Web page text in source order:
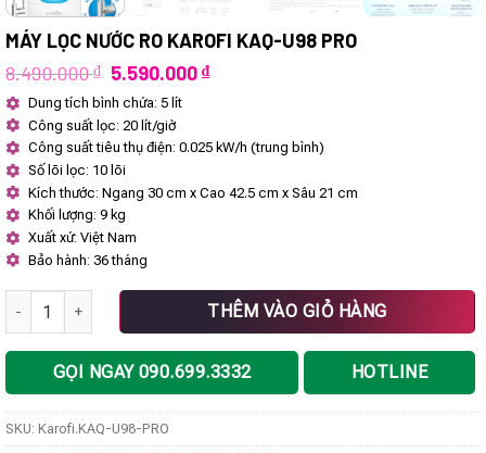
MÁY LỌC NƯỚC RO KAROFI KAQ-U98 PRO
8.490.000₫ Giá
gốc
là:
8.490.000 ₫.
5.590.000₫Giá
5.590.000 ₫.
Dung tích bình chứa: 5 lít
Công suất lọc: 20 lít/giờ
Công suất tiêu thụ điện: 0.025 kW/h (trung bình)
Số lõi lọc: 10 lõi
Kích thước: Ngang 30 cm x Cao 42.5 cm x Sâu 21 cm
Khối lượng: 9 kg
Xuất xứ: Việt Nam
Bảo hành: 36 tháng
Máy lọc nước RO Karofi KAQ-U98 PRO số lượng
THÊM VÀO GIỎ HÀNG
GỌI NGAY 090.699.3332 HOTLINE
SKU: Karofi.KAQ-U98-PRO